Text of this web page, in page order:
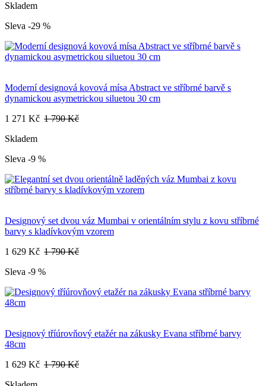
Skladem
Sleva -29 %
Moderní designová kovová mísa Abstract ve stříbrné barvě s
dynamickou asymetrickou siluetou 30 cm
1 271 Kč 1 790 Kč
Skladem
Sleva -9 %
Designový set dvou váz Mumbai v orientálním stylu z kovu stříbrné
barvy s kladívkovým vzorem
1 629 Kč 1 790 Kč
Sleva -9 %
Designový tříúrovňový etažér na zákusky Evana stříbrné barvy
48cm
1 629 Kč 1 790 Kč